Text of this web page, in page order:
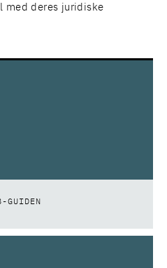
med deres juridiske
GUIDEN